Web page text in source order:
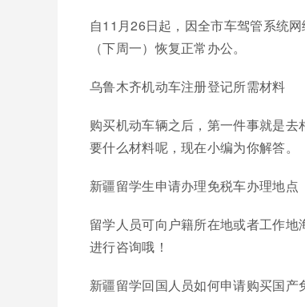
自11月26日起，因全市车驾管系统
（下周一）恢复正常办公。
乌鲁木齐机动车注册登记所需材料
购买机动车辆之后，第一件事就是
要什么材料呢，现在小编为你解答。
新疆留学生申请办理免税车办理地点
留学人员可向户籍所在地或者工作
进行咨询哦！
新疆留学回国人员如何申请购买国产